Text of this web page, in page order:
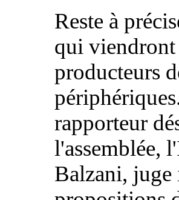
Reste à
qui viendront
producteurs
rapporteur
l'assemblée,
Balzani, juge